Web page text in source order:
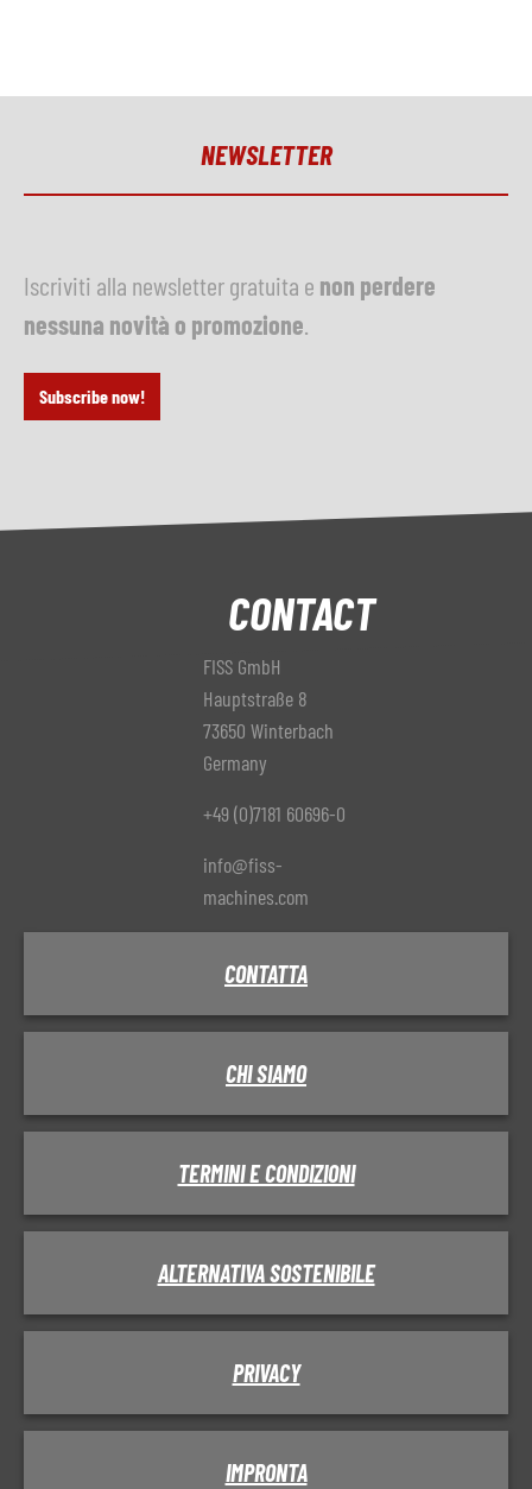
NEWSLETTER
Iscriviti alla newsletter gratuita e non perdere
nessuna novità o promozione
Subscribe now!
CONTACT
FISS GmbH
Hauptstraße 8
73650 Winterbach
Germany
+49 (0)7181 60696-0
info@fiss-
machines.com
CONTATTA
CHI SIAMO
TERMINI E CONDIZIONI
ALTERNATIVA SOSTENIBILE
PRIVACY
IMPRONTA